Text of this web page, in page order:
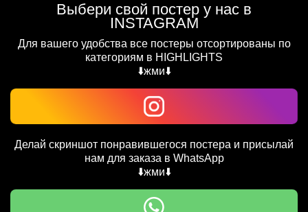
Выбери свой постер у нас в
INSTAGRAM
Для вашего удобства все постеры отсортированы по
категориям в HIGHLIGHTS
⬇️жми⬇️
Делай скриншот понравившегося постера и присылай
нам для заказа в WhatsApp
⬇️жми⬇️